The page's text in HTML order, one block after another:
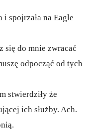
i spojrzała na Eagle
się do mnie zwracać
odpocząć od tych
stwierdziły że
ich służby. Ach.